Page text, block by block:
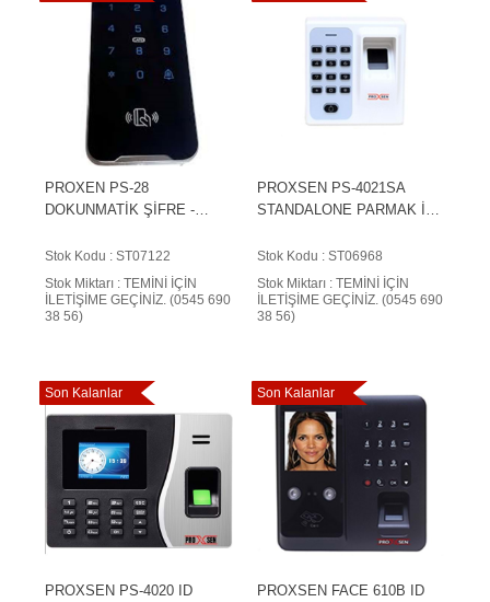
PROXEN PS-28
DOKUNMATİK ŞİFRE -
MEKAN
Stok Kodu : ST07122
Stok Miktarı : TEMİNİ İÇİN
İLETİŞİME GEÇİNİZ. (0545 690
38 56)
PROXSEN PS-4021SA
STANDALONE PARMAK İZİ
Stok Kodu : ST06968
Stok Miktarı : TEMİNİ İÇİN
İLETİŞİME GEÇİNİZ. (0545 690
38 56)
Son Kalanlar
PROXSEN PS-4020 ID
Son Kalanlar
PROXSEN FACE 610B ID